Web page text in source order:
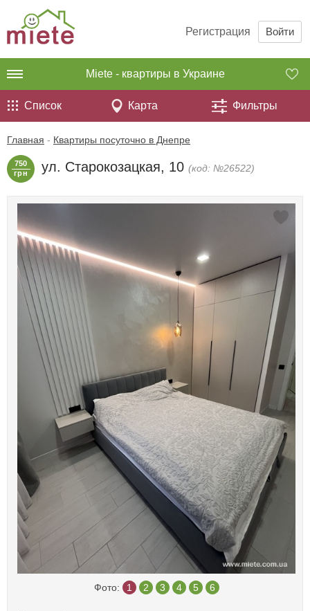
Регистрация Войти
Miete - квартиры в Украине
Список Карта Фильтры
Главная - Квартиры посуточно в Днепре
750
грн
ул. Старокозацкая, 10 (код: №26522)
Фото: 1 2 3 4 5 6